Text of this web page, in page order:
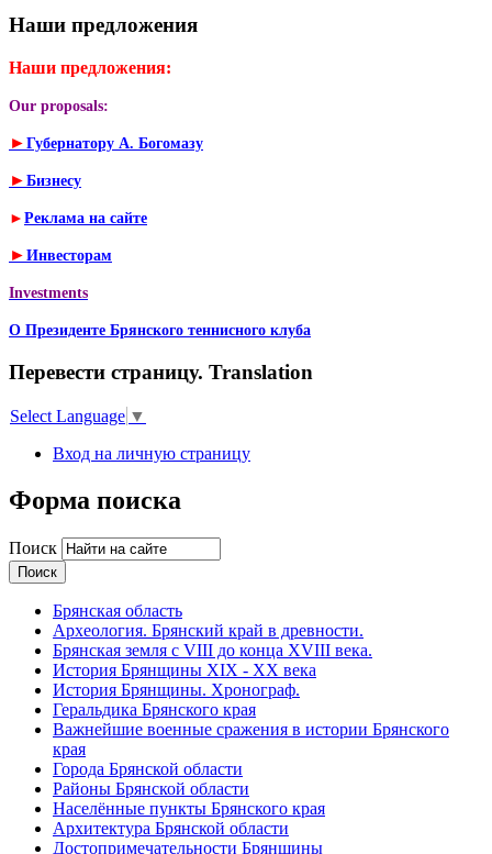
Наши предложения
Наши предложения:
Our proposals:
► Губернатору А. Богомазу
► Бизнесу
► Реклама на сайте
► Инвесторам
Investments
О Президенте Брянского теннисного клуба
Перевести страницу. Translation
Select Language ▼
Вход на личную страницу
Форма поиска
Поиск
Брянская область
Археология. Брянский край в древности.
Брянская земля с VIII до конца XVIII века.
История Брянщины XIX - XX века
История Брянщины. Хронограф.
Геральдика Брянского края
Важнейшие военные сражения в истории Брянского
края
Города Брянской области
Районы Брянской области
Населённые пункты Брянского края
Архитектура Брянской области
Достопримечательности Брянщины